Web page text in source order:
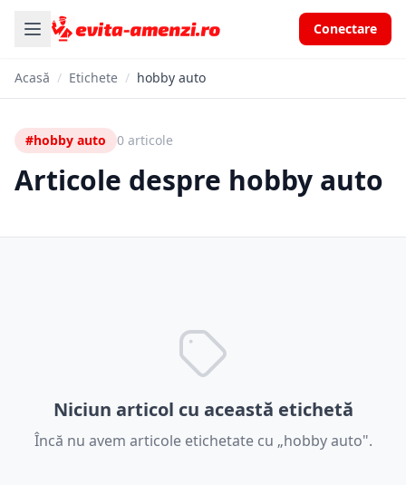
Conectare
Acasă / Etichete / hobby auto
#hobby auto 0 articole
Articole despre hobby auto
Niciun articol cu această etichetă
Încă nu avem articole etichetate cu „hobby auto".